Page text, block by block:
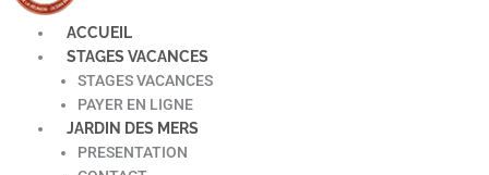
ACCUEIL
STAGES VACANCES
STAGES VACANCES
PAYER EN LIGNE
JARDIN DES MERS
PRESENTATION